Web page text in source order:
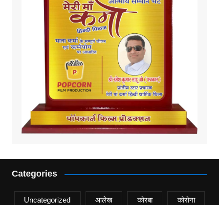
Categories
Uncategorized आलेख कोरबा कोरोना